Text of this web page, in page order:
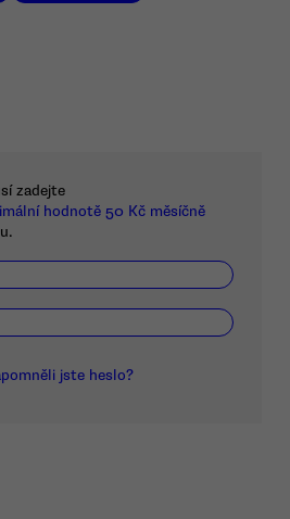
zadejte
hodnotě 50 Kč měsíčně
jste heslo?